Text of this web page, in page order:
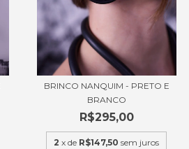
BRINCO NANQUIM - PRETO E
BRANCO
R$295,00
2 x de R$147,50 sem juros